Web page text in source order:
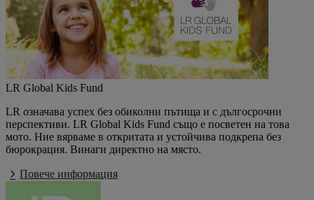
LR Global Kids Fund
LR означава успех без обиколни пътища и с дългосрочни
перспективи. LR Global Kids Fund също е посветен на това
мото. Ние вярваме в откритата и устойчива подкрепа без
бюрокрация. Винаги директно на място.
Повече информация